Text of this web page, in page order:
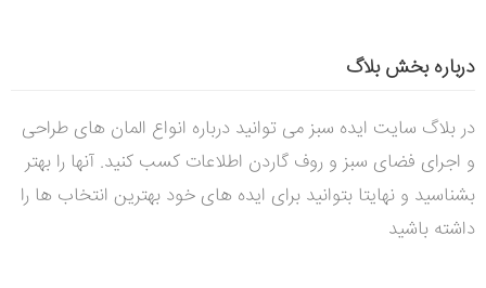
درباره بخش بلاگ
در بلاگ سایت ایده سبز می توانید درباره انواع المان های طراحی
و اجرای فضای سبز و روف گاردن اطلاعات کسب کنید. آنها را بهتر
بشناسید و نهایتا بتوانید برای ایده های خود بهترین انتخاب ها را
داشته باشید